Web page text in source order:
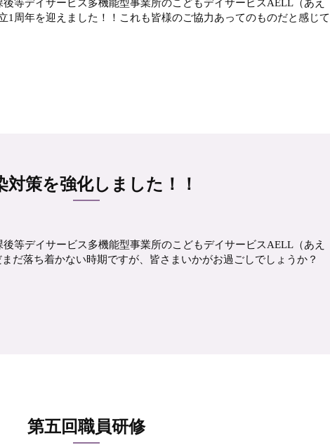
等デイサービス多機能型事業所のこどもデイサービスAELL（あえ
1周年を迎えました！！これも皆様のご協力あってのものだと感じて
対策を強化しました！！
等デイサービス多機能型事業所のこどもデイサービスAELL（あえ
だ落ち着かない時期ですが、皆さまいかがお過ごしでしょうか？
第五回職員研修